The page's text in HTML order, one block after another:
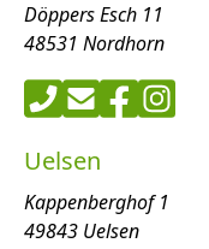
Döppers Esch 11
48531 Nordhorn
Uelsen
Kappenberghof 1
49843 Uelsen